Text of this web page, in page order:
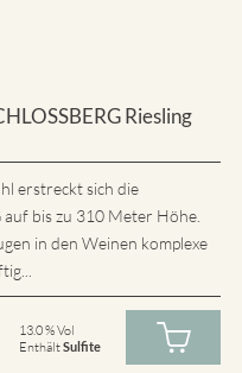
Riesling
erstreckt sich die
auf bis zu 310 Meter Höhe.
in den Weinen komplexe
13.0 % Vol
EnthältSulfite